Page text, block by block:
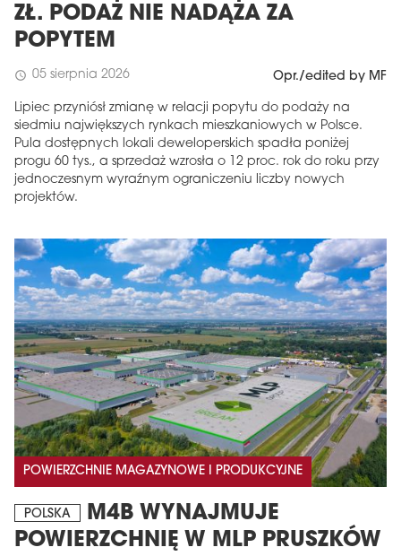
ZŁ. PODAŻ NIE NADĄŻA ZA
POPYTEM
schedule 05 sierpnia 2026 Opr./edited by MF
Lipiec przyniósł zmianę w relacji popytu do podaży na
siedmiu największych rynkach mieszkaniowych w Polsce.
Pula dostępnych lokali deweloperskich spadła poniżej
progu 60 tys., a sprzedaż wzrosła o 12 proc. rok do roku przy
jednoczesnym wyraźnym ograniczeniu liczby nowych
projektów.
POWIERZCHNIE MAGAZYNOWE I PRODUKCYJNE
POLSKA
M4B WYNAJMUJE
POWIERZCHNIĘ W MLP PRUSZKÓW